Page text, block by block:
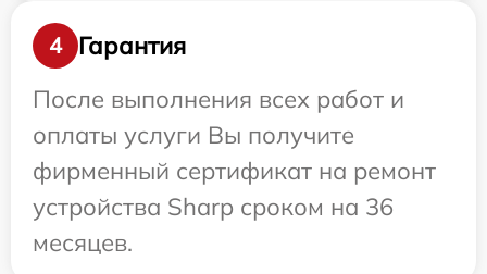
4
Гарантия
После выполнения всех работ и
оплаты услуги Вы получите
фирменный сертификат на ремонт
устройства Sharp сроком на 36
месяцев.